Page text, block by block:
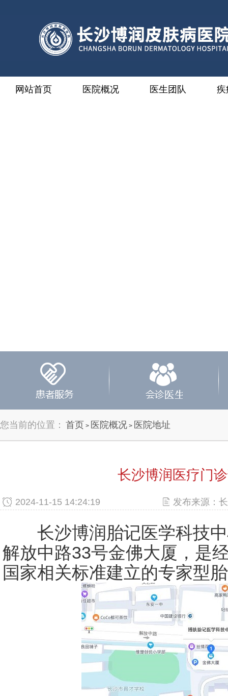
网站首页 医院概况 医生团队 疾
您当前的位置： 首页 > 医院概况 > 医院地址
长沙博润医疗门
2024-11-15 14:24:19 发布来源：
长沙博润胎记医学科技中
解放中路33号金佛大厦，是
国家相关标准建立的专家型